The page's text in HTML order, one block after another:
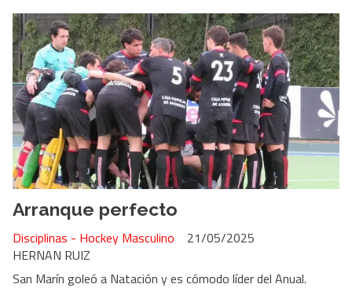
Arranque perfecto
HERNAN RUIZ
Disciplinas - Hockey Masculino 21/05/2025
San Marín goleó a Natación y es cómodo líder del Anual.